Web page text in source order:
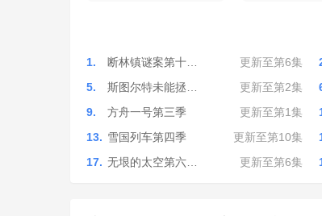
1. 断林镇谜案第十… 更新至第6集
5.
斯图尔特未能拯… 更新至第2集
9.
方舟一号第三季 更新至第1集
13. 雪国列车第四季 更新至第10集
17. 无垠的太空第六… 更新至第6集